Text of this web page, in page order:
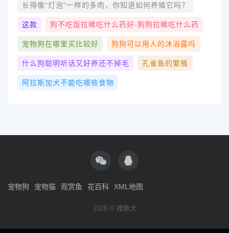
长得像“灯泡”一样的多肉，你知道如何养殖它吗？
这款 狗不吃饭拉稀吃什么药好-狗狗拉稀吃什么药
宠物狗在哪里买比较好 狗狗可以用人的沐浴露吗
什么狗聪明听话又好养还不掉毛 孔雀鱼的繁殖
阿拉斯加犬不能吃哪些食物
宠物狗 宠物猫 观赏鱼 花百科 XML地图
2026 © 搜救犬